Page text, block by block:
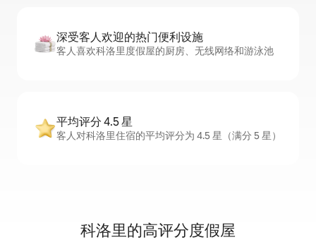
深受客人欢迎的热门便利设施
客人喜欢科洛里度假屋的厨房、无线网络和游泳池
平均评分 4.5 星
客人对科洛里住宿的平均评分为 4.5 星（满分 5 星）
科洛里的高评分度假屋